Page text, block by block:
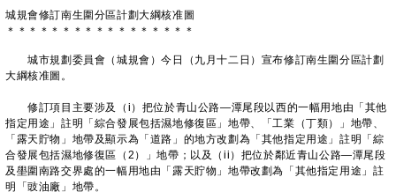
城規會修訂南生圍分區計劃大綱核准圖
＊ ＊ ＊ ＊ ＊ ＊ ＊ ＊ ＊ ＊ ＊ ＊ ＊ ＊ ＊ ＊ ＊
​​城市規劃委員會（城規會）今日（九月十二日）宣布修訂南生圍分區計劃
大綱核准圖。
修訂項目主要涉及（i）把位於青山公路—潭尾段以西的一幅用地由「其他
指定用途」註明「綜合發展包括濕地修復區」地帶、「工業（丁類）」地帶、
「露天貯物」地帶及顯示為「道路」的地方改劃為「其他指定用途」註明「綜
合發展包括濕地修復區（2）」地帶；以及（ii）把位於鄰近青山公路—潭尾段
及壆圍南路交界處的一幅用地由「露天貯物」地帶改劃為「其他指定用途」註
明「豉油廠」地帶。